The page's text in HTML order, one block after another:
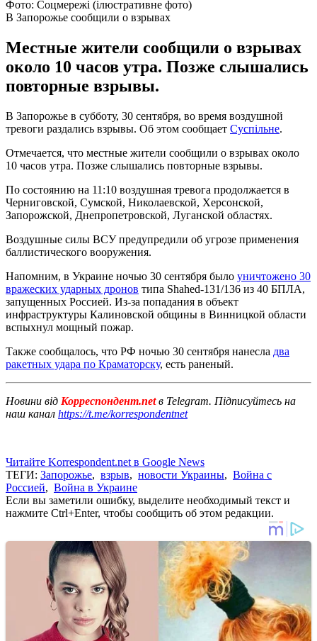
Фото: Соцмережі (ілюстративне фото)
В Запорожье сообщили о взрывах
Местные жители сообщили о взрывах
около 10 часов утра. Позже слышались
повторные взрывы.
В Запорожье в субботу, 30 сентября, во время воздушной
тревоги раздались взрывы. Об этом сообщает Суспільне.
Отмечается, что местные жители сообщили о взрывах около
10 часов утра. Позже слышались повторные взрывы.
По состоянию на 11:10 воздушная тревога продолжается в
Черниговской, Сумской, Николаевской, Херсонской,
Запорожской, Днепропетровской, Луганской областях.
Воздушные силы ВСУ предупредили об угрозе применения
баллистического вооружения.
Напомним, в Украине ночью 30 сентября было уничтожено 30
вражеских ударных дронов типа Shahed-131/136 из 40 БПЛА,
запущенных Россией. Из-за попадания в объект
инфраструктуры Калиновской общины в Винницкой области
вспыхнул мощный пожар.
Также сообщалось, что РФ ночью 30 сентября нанесла два
ракетных удара по Краматорску, есть раненый.
Новини від Корреспондент.netв Telegram. Підписуйтесь на
наш канал https://t.me/korrespondentnet
Читайте Korrespondent.net в Google News
ТЕГИ: Запорожье, взрыв, новости Украины, Война с
Россией, Война в Украине
Если вы заметили ошибку, выделите необходимый текст и
нажмите Ctrl+Enter, чтобы сообщить об этом редакции.